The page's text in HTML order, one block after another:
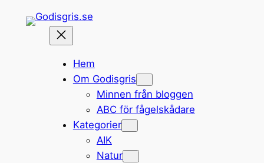
Hem
Om Godisgris
Minnen från bloggen
ABC för fågelskådare
Kategorier
AIK
Natur